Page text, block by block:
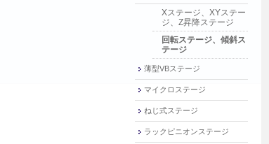
Xステージ、XYステー
ジ、Z昇降ステージ
回転ステージ、傾斜ス
テージ
薄型VBステージ
マイクロステージ
ねじ式ステージ
ラックピニオンステージ